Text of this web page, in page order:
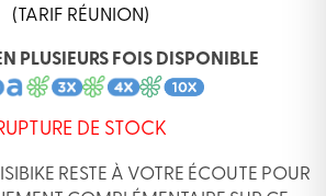
(TARIF RÉUNION)
PLUSIEURS FOIS DISPONIBLE
DE STOCK
RESTE À VOTRE ÉCOUTE POUR